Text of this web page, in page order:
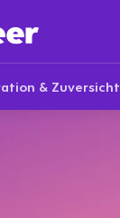
& Zuversicht